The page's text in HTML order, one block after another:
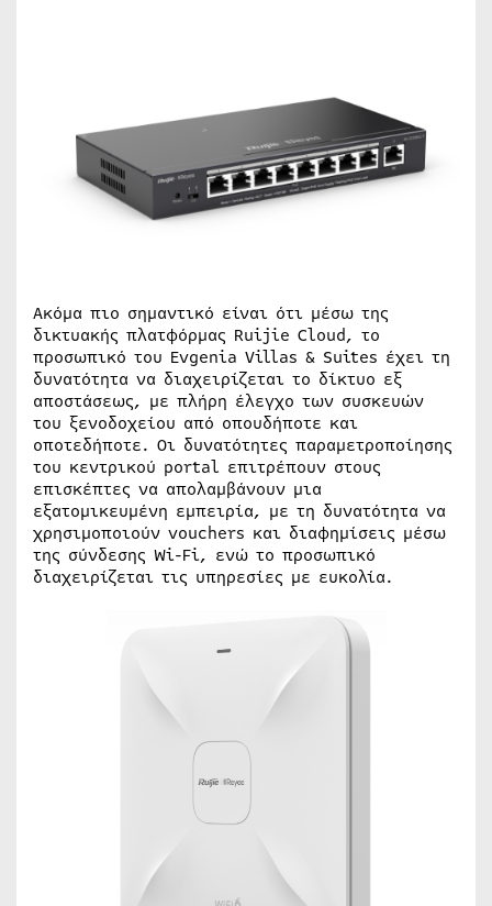
Ακόμα πιο σημαντικό είναι ότι μέσω της
δικτυακής πλατφόρμας Ruijie Cloud, το
προσωπικό του Evgenia Villas & Suites έχει τη
δυνατότητα να διαχειρίζεται το δίκτυο εξ
αποστάσεως, με πλήρη έλεγχο των συσκευών
του ξενοδοχείου από οπουδήποτε και
οποτεδήποτε. Οι δυνατότητες παραμετροποίησης
του κεντρικού portal επιτρέπουν στους
επισκέπτες να απολαμβάνουν μια
εξατομικευμένη εμπειρία, με τη δυνατότητα να
χρησιμοποιούν vouchers και διαφημίσεις μέσω
της σύνδεσης Wi-Fi, ενώ το προσωπικό
διαχειρίζεται τις υπηρεσίες με ευκολία.